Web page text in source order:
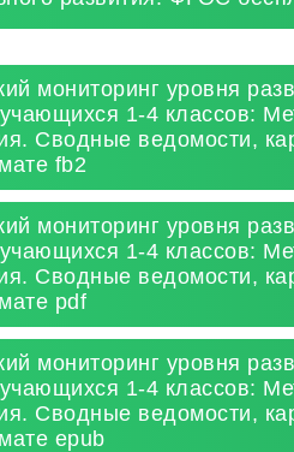
мониторинг уровня
1-4 классов:
Сводные ведомости,
fb2
мониторинг уровня
1-4 классов:
Сводные ведомости,
pdf
мониторинг уровня
1-4 классов:
Сводные ведомости,
epub